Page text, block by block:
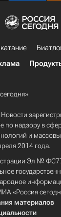
по надзору в
и
2014 года.
Эл №
«Россия
материалов